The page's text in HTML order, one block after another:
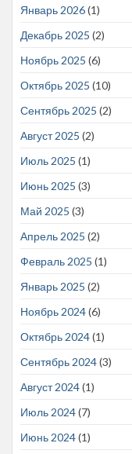
Январь 2026(1)
Декабрь 2025 (2)
Ноябрь 2025 (6)
Октябрь 2025 (10)
Сентябрь 2025 (2)
Август 2025 (2)
Июль 2025 (1)
Июнь 2025 (3)
Май 2025 (3)
Апрель 2025 (2)
Февраль 2025 (1)
Январь 2025 (2)
Ноябрь 2024(6)
Октябрь 2024(1)
Сентябрь 2024(3)
Август 2024(1)
Июль 2024(7)
Июнь 2024(1)